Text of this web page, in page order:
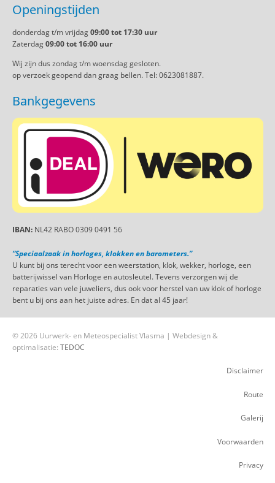
Openingstijden
donderdag t/m vrijdag09:00 tot 17:30 uur
Zaterdag09:00 tot 16:00 uur
Wij zijn dus zondag t/m woensdag gesloten.
op verzoek geopend dan graag bellen. Tel: 0623081887.
Bankgegevens
IBAN: NL42 RABO 0309 0491 56
“Speciaalzaak in horloges, klokken en barometers.”
U kunt bij ons terecht voor een weerstation, klok, wekker, horloge, een
batterijwissel van Horloge en autosleutel. Tevens verzorgen wij de
reparaties van vele juweliers, dus ook voor herstel van uw klok of horloge
bent u bij ons aan het juiste adres. En dat al 45 jaar!
© 2026 Uurwerk- en Meteospecialist Vlasma | Webdesign &
optimalisatie: TEDOC
Disclaimer
Route
Galerij
Voorwaarden
Privacy